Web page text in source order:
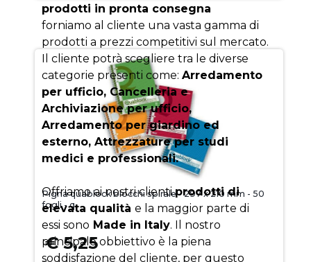
Pigna quablock blocchi spirale - 297 x 210 mm - 50
fogli - q
€ 5,25
prodotti in pronta consegna
forniamo al cliente una vasta gamma di
prodotti a prezzi competitivi sul mercato.
Il cliente potrà scegliere tra le diverse
categorie presenti come: Arredamento
per ufficio, Cancelleria e
Archiviazione per ufficio,
Arredamento per giardino ed
esterno, Attrezzature per studi
medici e professionali.
Offriamo ai nostri clientiprodotti di
elevata qualità e la maggior parte di
essi sono Made in Italy. Il nostro
principale obbiettivo è la piena
soddisfazione del cliente, per questo